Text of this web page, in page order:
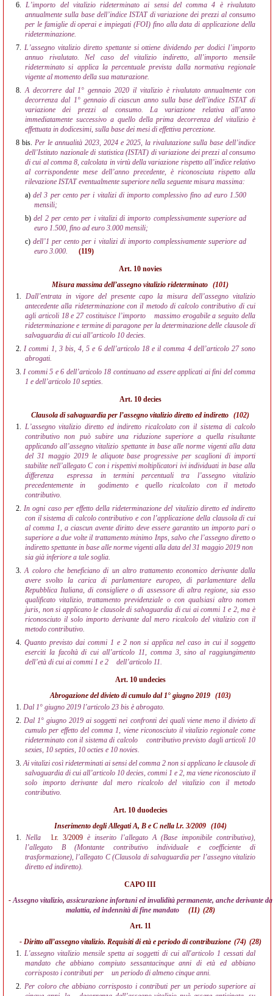
6.L’importo del vitalizio rideterminato ai sensi del comma 4 è rivalutato
annualmente sulla base dell’indice ISTAT di variazione dei prezzi al consumo
per le famiglie di operai e impiegati (FOI) fino alla data di applicazione della
rideterminazione.
7. L’assegno vitalizio diretto spettante si ottiene dividendo per dodici l’importo
annuo rivalutato. Nel caso del vitalizio indiretto, all’importo mensile
rideterminato si applica la percentuale prevista dalla normativa regionale
vigente al momento della sua maturazione.
8.A decorrere dal 1° gennaio 2020 il vitalizio è rivalutato annualmente con
decorrenza dal 1° gennaio di ciascun anno sulla base dell’indice ISTAT di
variazione dei prezzi al consumo. La variazione relativa all’anno
immediatamente successivo a quello della prima decorrenza del vitalizio è
effettuata in dodicesimi, sulla base dei mesi di effettiva percezione.
8 bis. Per le annualità 2023, 2024 e 2025, la rivalutazione sulla base dell’indice
dell’Istituto nazionale di statistica (ISTAT) di variazione dei prezzi al consumo
di cui al comma 8, calcolata in virtù della variazione rispetto all’indice relativo
al corrispondente mese dell’anno precedente, è riconosciuta rispetto alla
rilevazione ISTAT eventualmente superiore nella seguente misura massima:
a) del 3 per cento per i vitalizi di importo complessivo fino ad euro 1.500
mensili;
b) del 2 per cento per i vitalizi di importo complessivamente superiore ad
euro 1.500, fino ad euro 3.000 mensili;
c) dell’1 per cento per i vitalizi di importo complessivamente superiore ad
euro 3.000.
(119)
Art. 10 novies
Misura massima dell’assegno vitalizio rideterminato (101)
1. Dall’entrata in vigore del presente capo la misura dell’assegno vitalizio
antecedente alla rideterminazione con il metodo di calcolo contributivo di cui
agli articoli 18 e 27 costituisce l’importo
massimo erogabile a seguito della
rideterminazione e termine di paragone per la determinazione delle clausole di
salvaguardia di cui all’articolo 10 decies.
2.I commi 1, 3 bis, 4, 5 e 6 dell’articolo 18 e il comma 4 dell’articolo 27 sono
abrogati.
3.I commi 5 e 6 dell’articolo 18 continuano ad essere applicati ai fini del comma
1 e dell’articolo 10 septies.
Art. 10 decies
Clausola di salvaguardia per l’assegno vitalizio diretto ed indiretto (102)
1. L’assegno vitalizio diretto ed indiretto ricalcolato con il sistema di calcolo
contributivo non può subire una riduzione superiore a quella risultante
applicando all’assegno vitalizio spettante in base alle norme vigenti alla data
del 31 maggio 2019 le aliquote base progressive per scaglioni di importi
stabilite nell’allegato C con i rispettivi moltiplicatori ivi individuati in base alla
differenza
espressa in termini percentuali tra l’assegno vitalizio
precedentemente in
godimento e quello ricalcolato con il metodo
contributivo.
2.In ogni caso per effetto della rideterminazione del vitalizio diretto ed indiretto
con il sistema di calcolo contributivo e con l’applicazione della clausola di cui
al comma 1, a ciascun avente diritto deve essere garantito un importo pari o
superiore a due volte il trattamento minimo Inps, salvo che l’assegno diretto o
indiretto spettante in base alle norme vigenti alla data del 31 maggio 2019 non
sia già inferiore a tale soglia.
3.A coloro che beneficiano di un altro trattamento economico derivante dalla
avere svolto la carica di parlamentare europeo, di parlamentare della
Repubblica Italiana, di consigliere o di assessore di altra regione, sia esso
qualificato vitalizio, trattamento previdenziale o con qualsiasi altro nomen
juris, non si applicano le clausole di salvaguardia di cui ai commi 1 e 2, ma è
riconosciuto il solo importo derivante dal mero ricalcolo del vitalizio con il
metodo contributivo.
4. Quanto previsto dai commi 1 e 2 non si applica nel caso in cui il soggetto
eserciti la facoltà di cui all’articolo 11, comma 3, sino al raggiungimento
dell’età di cui ai commi 1 e 2
dell’articolo 11.
Art. 10 undecies
Abrogazione del divieto di cumulo dal 1° giugno 2019 (103)
1. Dal 1° giugno 2019 l’articolo 23 bis è abrogato.
2.Dal 1° giugno 2019 ai soggetti nei confronti dei quali viene meno il divieto di
cumulo per effetto del comma 1, viene riconosciuto il vitalizio regionale come
rideterminato con il sistema di calcolo
contributivo previsto dagli articoli 10
sexies, 10 septies, 10 octies e 10 novies.
3.Ai vitalizi così rideterminati ai sensi del comma 2 non si applicano le clausole di
salvaguardia di cui all’articolo 10 decies, commi 1 e 2, ma viene riconosciuto il
solo importo derivante dal mero ricalcolo del vitalizio con il metodo
contributivo.
Art. 10 duodecies
Inserimento degli Allegati A, B e C nella l.r. 3/2009
(104)
1. Nella l.r. 3/2009 è inserito l’allegato A (Base imponibile contributiva),
l’allegato B (Montante contributivo individuale e coefficiente di
trasformazione), l’allegato C (Clausola di salvaguardia per l’assegno vitalizio
diretto ed indiretto).
CAPO III
-Assegno vitalizio, assicurazione infortuni ed invalidità permanente, anche derivante da
malattia, ed indennità di fine mandato
(11) (28)
Art. 11
- Diritto all’assegno vitalizio. Requisiti di età e periodo di contribuzione (74) (28)
1. L'assegno vitalizio mensile spetta ai soggetti di cui all'articolo 1 cessati dal
mandato che abbiano compiuto sessantacinque anni di età ed abbiano
corrisposto i contributi per
un periodo di almeno cinque anni.
2. Per coloro che abbiano corrisposto i contributi per un periodo superiore ai